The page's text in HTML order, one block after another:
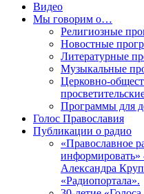
Видео
Мы говорим о…
Религиозные
Новостные
Литературные
Музыкальные
Церковно-
Программы для
Голос Православия
Публикации о радио
«Православное
информировать»
Александра
«Радиопортала».